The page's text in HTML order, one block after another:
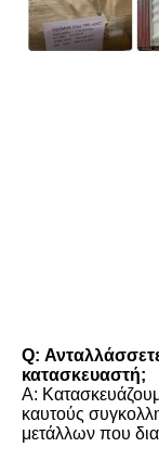
Q:
κατασκευαστή;
Α:
καυτούς
μετάλλων που